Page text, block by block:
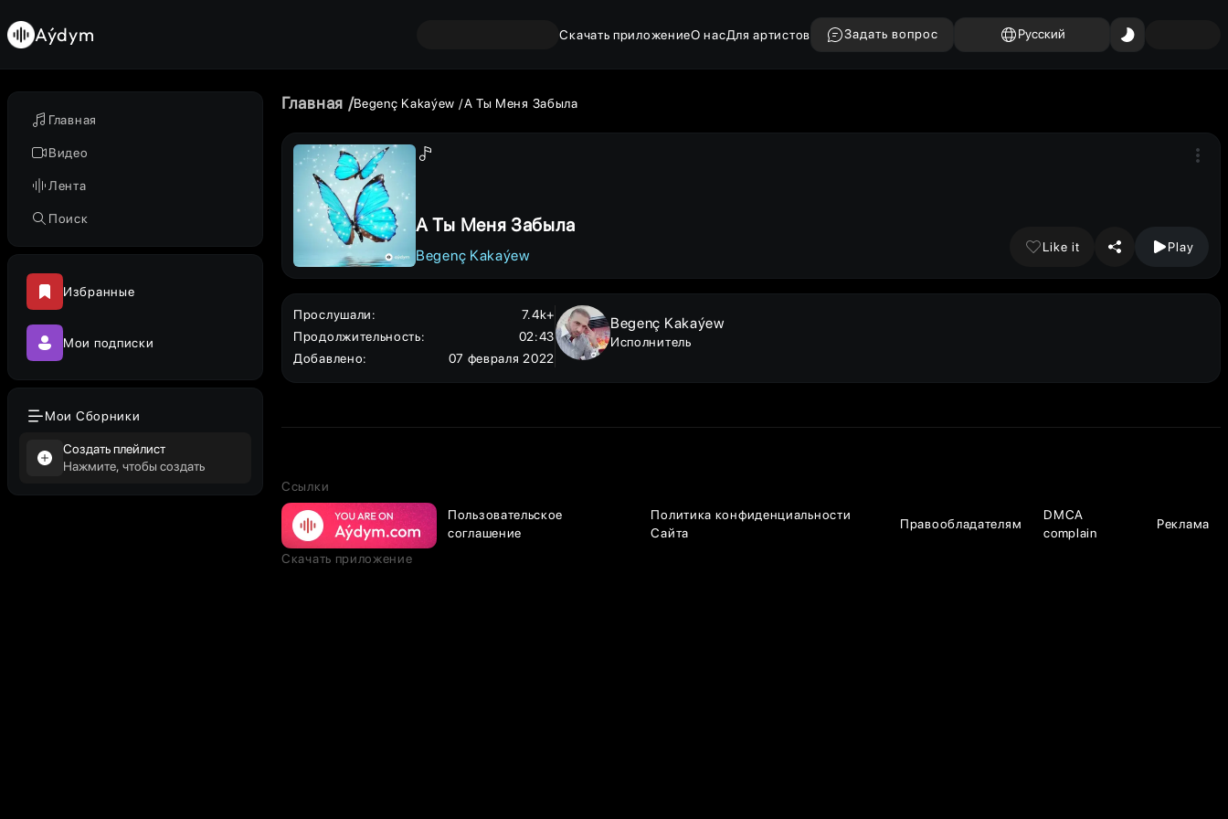
Главная
Видео
Лента
Поиск
Избранные
Мои подписки
Мои Сборники
Создать плейлист
Нажмите, чтобы создать
Aýdym Скачать приложениеО насДля артистов Задать вопрос Русский
Главная Begenç Kakaýew А Ты Меня Забыла
А Ты Меня Забыла
Begenç Kakaýew
Like it Play
Прослушали:
7.4k+
Продолжительность:
02:43
Добавлено: 07 февраля 2022
Begenç Kakaýew
Исполнитель
Ссылки
Пользовательское
соглашение
Политика конфиденциальности
Сайта
Правообладателям
DMCA
complain
Реклама
Скачать приложение